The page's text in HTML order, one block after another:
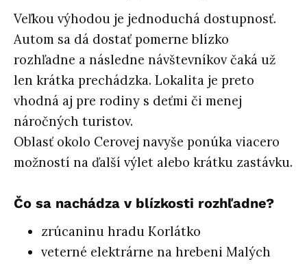
Veľkou výhodou je jednoduchá dostupnosť.
Autom sa dá dostať pomerne blízko
rozhľadne a následne návštevníkov čaká už
len krátka prechádzka. Lokalita je preto
vhodná aj pre rodiny s deťmi či menej
náročných turistov.
Oblasť okolo Cerovej navyše ponúka viacero
možností na ďalší výlet alebo krátku zastávku.
Čo sa nachádza v blízkosti rozhľadne?
zrúcaninu hradu Korlátko
veterné elektrárne na hrebeni Malých